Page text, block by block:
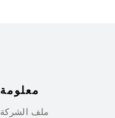
معلومة
ملف الشركة